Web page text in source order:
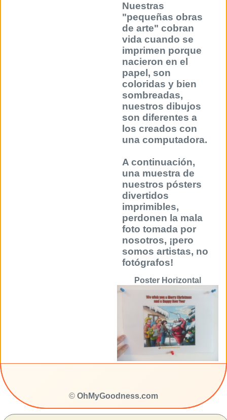
Nuestras
"pequeñas obras
de arte" cobran
vida cuando se
imprimen porque
nacieron en el
papel, son
coloridas y bien
sombreadas,
nuestros dibujos
son diferentes a
los creados con
una computadora.
A continuación,
una muestra de
nuestros pósters
divertidos
imprimibles,
perdonen la mala
foto tomada por
nosotros, ¡pero
somos artistas, no
fotógrafos!
Poster Horizontal
© OhMyGoodness.com